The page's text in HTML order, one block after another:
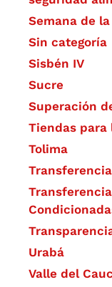
Semana de
Sin categoría
Sisbén IV
Sucre
Superación
Tiendas para
Tolima
Urabá
Valle del